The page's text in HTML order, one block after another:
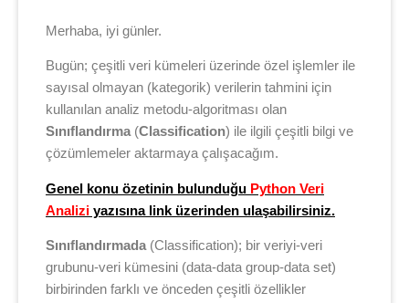
Merhaba, iyi günler.
Bugün; çeşitli veri kümeleri üzerinde özel işlemler ile
sayısal olmayan (kategorik) verilerin tahmini için
kullanılan analiz metodu-algoritması olan
Sınıflandırma(Classification) ile ilgili çeşitli bilgi ve
çözümlemeler aktarmaya çalışacağım.
Genel konu özetinin bulunduğu Python Veri
Analizi yazısına link üzerinden ulaşabilirsiniz.
Sınıflandırmada (Classification); bir veriyi-veri
grubunu-veri kümesini (data-data group-data set)
birbirinden farklı ve önceden çeşitli özellikler